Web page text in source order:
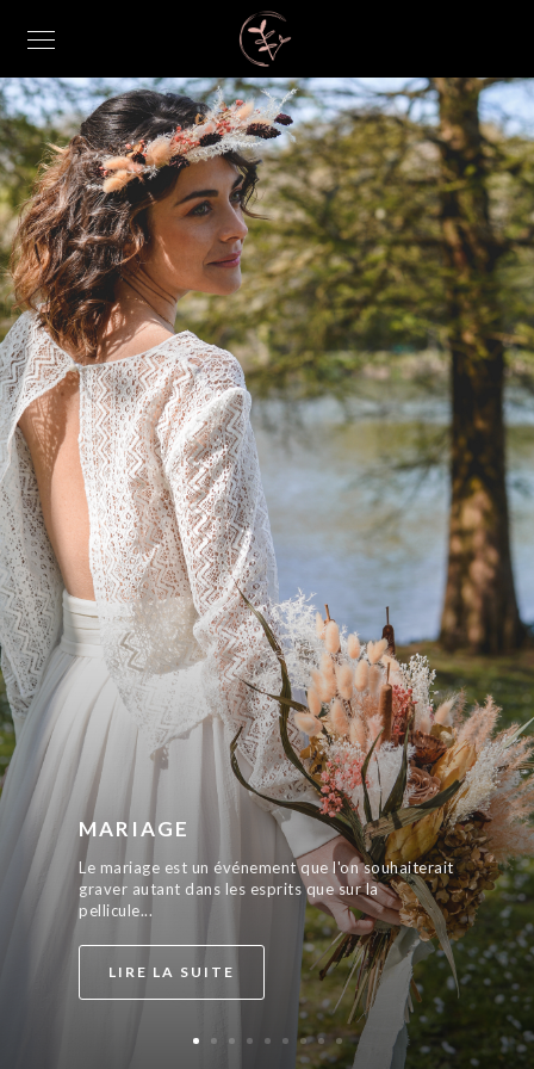
MARIAGE
Le mariage est un événement que l'on souhaiterait
graver autant dans les esprits que sur la
pellicule...
LIRE LA SUITE